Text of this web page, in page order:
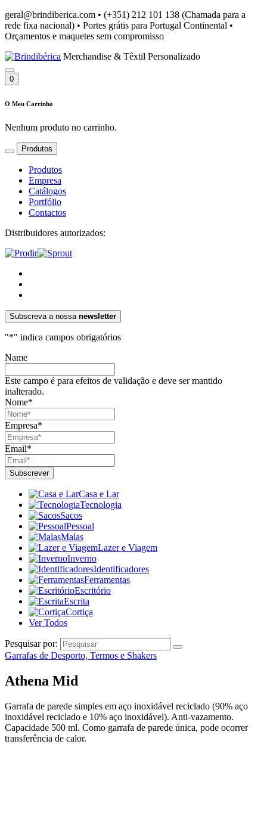
geral@brindiberica.com • (+351) 212 101 138 (Chamada para a
rede fixa nacional) • Portes grátis para Portugal Continental •
Orçamentos e maquetes sem compromisso
Merchandise & Têxtil Personalizado
0
O Meu Carrinho
Nenhum produto no carrinho.
Produtos
Produtos
Empresa
Catálogos
Portfólio
Contactos
Distribuidores autorizados:
Subscreva a nossa newsletter
"*" indica campos obrigatórios
Name
Este campo é para efeitos de validação e deve ser mantido
inalterado.
Nome*
Empresa*
Email*
Casa e Lar
Tecnologia
Sacos
Pessoal
Malas
Lazer e Viagem
Inverno
Identificadores
Ferramentas
Escritório
Escrita
Cortiça
Ver Todos
Pesquisar por:
Garrafas de Desporto, Termos e Shakers
Athena Mid
Garrafa de parede simples em aço inoxidável reciclado (90% aço
inoxidável reciclado e 10% aço inoxidável). Anti-vazamento.
Capacidade 500 ml. Como garrafa de parede única, pode ocorrer
transferência de calor.